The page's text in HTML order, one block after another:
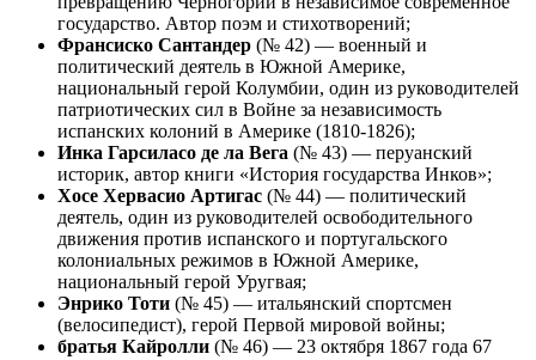
государство. Автор поэм и стихотворений;
Франсиско Сантандер (№ 42) — военный и
политический деятель в Южной Америке,
национальный герой Колумбии, один из руководителей
патриотических сил в Войне за независимость
испанских колоний в Америке (1810-1826);
Инка Гарсиласо де ла Вега (№ 43) — перуанский
историк, автор книги «История государства Инков»;
Хосе Хервасио Артигас (№ 44) — политический
деятель, один из руководителей освободительного
движения против испанского и португальского
колониальных режимов в Южной Америке,
национальный герой Уругвая;
Энрико Тоти (№ 45) — итальянский спортсмен
(велосипедист), герой Первой мировой войны;
братья Кайролли (№ 46) — 23 октября 1867 года 67